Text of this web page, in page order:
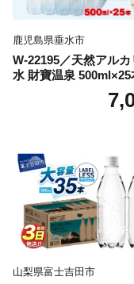
鹿児島県垂水市
W-22195／天然アルカ
水 財寶温泉 500ml×25
山梨県富士吉田市